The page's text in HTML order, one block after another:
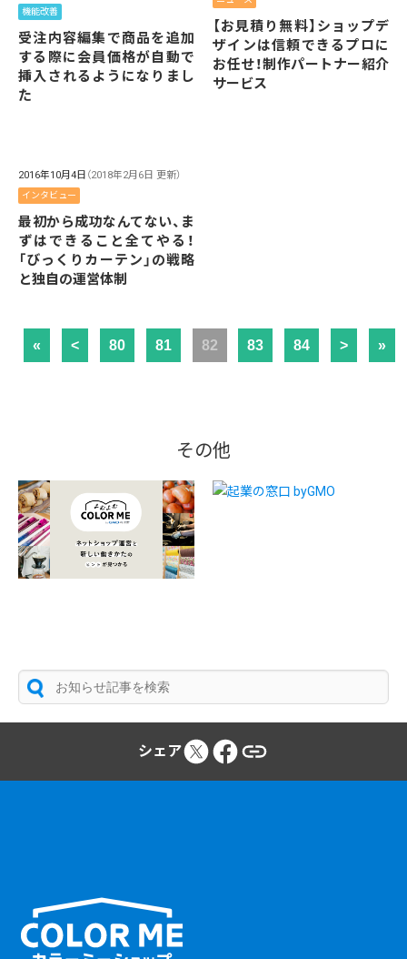
機能改善
受注内容編集で商品を追加
する際に会員価格が自動で
挿入されるようになりまし
た
【お見積り無料】ショップデ
ザインは信頼できるプロに
お任せ！制作パートナー紹介
サービス
2016年10月4日 （2018年2月6日 更新）
インタビュー
最初から成功なんてない、ま
ずはできること全てやる！
「びっくりカーテン」の戦略
と独自の運営体制
« < 80 81 82 83 84 > »
その他
シェア